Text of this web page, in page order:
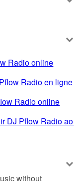
Radio online
Radio en ligne
Radio online
DJ Pflow Radio ao
without